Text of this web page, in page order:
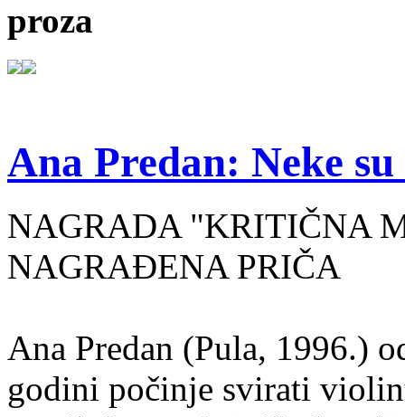
proza
Ana Predan: Neke
NAGRADA "KRITIČNA
NAGRAĐENA PRIČA
Ana Predan (Pula, 1996.)
godini počinje svirati